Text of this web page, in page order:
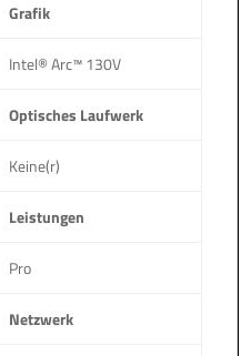
Grafik
Intel® Arc™ 130V
Optisches Laufwerk
Keine(r)
Leistungen
Pro
Netzwerk